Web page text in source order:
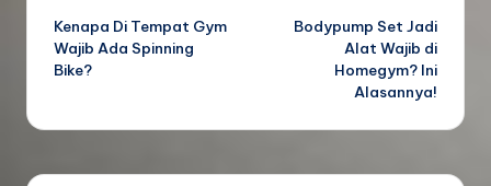
navigation
Kenapa Di Tempat Gym
Wajib Ada Spinning
Bike?
Bodypump Set Jadi
Alat Wajib di
Homegym? Ini
Alasannya!